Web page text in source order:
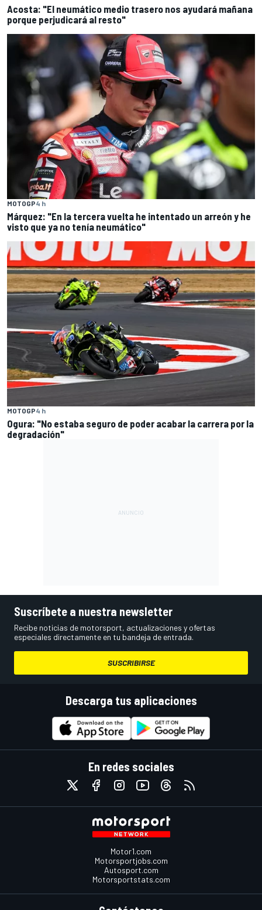
Acosta: "El neumático medio trasero nos ayudará mañana
porque perjudicará al resto"
MOTOGP4 h
Márquez: "En la tercera vuelta he intentado un arreón y he
visto que ya no tenía neumático"
MOTOGP4 h
Ogura: "No estaba seguro de poder acabar la carrera por la
degradación"
Suscríbete a nuestra newsletter
Recibe noticias de motorsport, actualizaciones y ofertas
especiales directamente en tu bandeja de entrada.
SUSCRIBIRSE
Descarga tus aplicaciones
En redes sociales
Motor1.com
Motorsportjobs.com
Autosport.com
Motorsportstats.com